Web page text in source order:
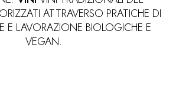
ATTRAVERSO PRATICHE DI
E LAVORAZIONE BIOLOGICHE E
VEGAN.